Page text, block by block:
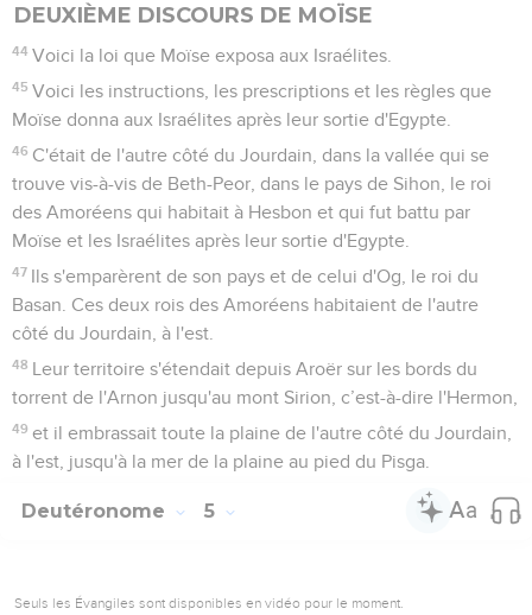
DEUXIÈME DISCOURS DE MOÏSE
44 Voici la loi que Moïse exposa aux Israélites.
45 Voici les instructions, les prescriptions et les règles que
Moïse donna aux Israélites après leur sortie d'Egypte.
46 C'était de l'autre côté du Jourdain, dans la vallée qui se
trouve vis-à-vis de Beth-Peor, dans le pays de Sihon, le roi
des Amoréens qui habitait à Hesbon et qui fut battu par
Moïse et les Israélites après leur sortie d'Egypte.
47 Ils s'emparèrent de son pays et de celui d'Og, le roi du
Basan. Ces deux rois des Amoréens habitaient de l'autre
côté du Jourdain, à l'est.
48 Leur territoire s'étendait depuis Aroër sur les bords du
torrent de l'Arnon jusqu'au mont Sirion, c’est-à-dire l'Hermon,
49 et il embrassait toute la plaine de l'autre côté du Jourdain,
à l'est, jusqu'à la mer de la plaine au pied du Pisga.
Deutéronome 5
Seuls les Évangiles sont disponibles en vidéo pour le moment.